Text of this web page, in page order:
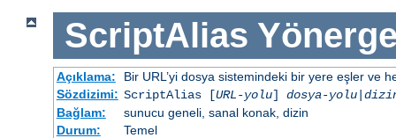
ScriptAlias
Açıklama:
Bir URL’yi dosya sistemindeki bir yere eşler ve
Sözdizimi: ScriptAlias [URL-yolu] dosya-yolu|
Bağlam:
sunucu geneli, sanal konak, dizin
Durum:
Temel